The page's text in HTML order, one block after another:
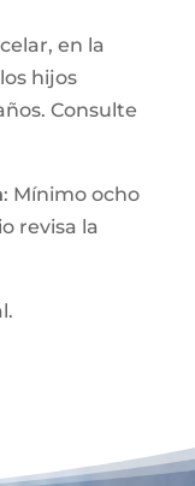
en la
hijos
Consulte
: Mínimo ocho
revisa la